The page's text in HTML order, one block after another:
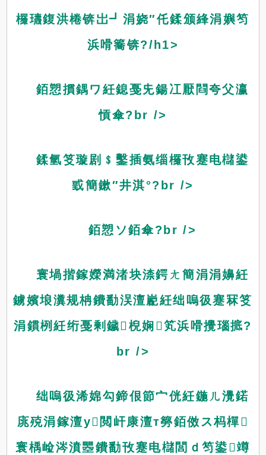
欏瓙鍑洪棬锛岀┛涓娆″仛鍒颁綘涓嬩笉
浜嗗簥锛?/h1>
銆愬摜鍝ワ紝鎴戞兂鍚冮厭閰夸父瀛
愩傘?br />
鍒氫笅璇剧﹩鑿插氨缁欏攼蹇电櫧鍙
戜簡鏉″井淇°?br />
銆愬ソ銆傘?br />
寰堝揩鎵嬫満渚块渿鍔ㄤ簡涓涓嬶紝
鐪嬪埌瀵规柟鐨勫洖澶嶏紝绌嗚彶蹇冧笅
涓鏆栵紝绗戞剰鐬棿娴笂浜嗗攪瑙掋?
br />
绌嗚彶浠婂勾鍗佷節宀侊紝鍦ㄦ灚鍩
庣殑涓鎵澶у閲屽康澶т簩銆傚ス杩樿
寰楀崄涔濆瞾鐨勫攼蹇电櫧閭ｄ笉鍙竴